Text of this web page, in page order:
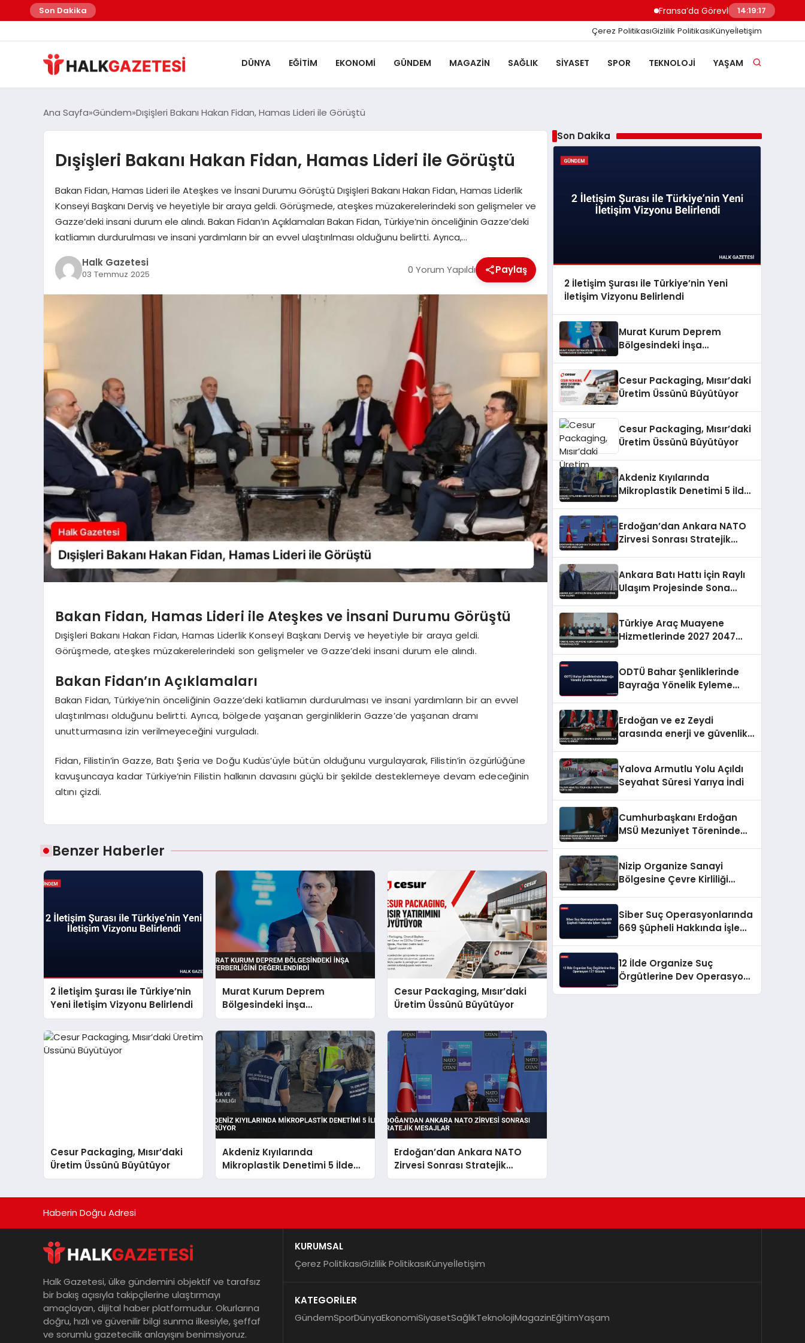
Son Dakika Fransa’da Görevli Türk Yangın
14:19:18
Çerez PolitikasıGizlilik PolitikasıKünyeİletişim
DÜNYA EĞITIM EKONOMI GÜNDEM MAGAZIN SAĞLIK SIYASET SPOR TEKNOLOJI YAŞAM
Ana Sayfa Gündem Dışişleri Bakanı Hakan Fidan, Hamas Lideri ile Görüştü
Dışişleri Bakanı Hakan Fidan, Hamas Lideri ile Görüştü
Bakan Fidan, Hamas Lideri ile Ateşkes ve İnsani Durumu Görüştü Dışişleri Bakanı Hakan Fidan, Hamas Liderlik
Konseyi Başkanı Derviş ve heyetiyle bir araya geldi. Görüşmede, ateşkes müzakerelerindeki son gelişmeler ve
Gazze’deki insani durum ele alındı. Bakan Fidan’ın Açıklamaları Bakan Fidan, Türkiye’nin önceliğinin Gazze’deki
katliamın durdurulması ve insani yardımların bir an evvel ulaştırılması olduğunu belirtti. Ayrıca,…
Halk Gazetesi
03 Temmuz 2025 0 Yorum Yapıldı Paylaş
Bakan Fidan, Hamas Lideri ile Ateşkes ve İnsani Durumu Görüştü
Dışişleri Bakanı Hakan Fidan, Hamas Liderlik Konseyi Başkanı Derviş ve heyetiyle bir araya geldi.
Görüşmede, ateşkes müzakerelerindeki son gelişmeler ve Gazze’deki insani durum ele alındı.
Bakan Fidan’ın Açıklamaları
Bakan Fidan, Türkiye’nin önceliğinin Gazze’deki katliamın durdurulması ve insani yardımların bir an evvel
ulaştırılması olduğunu belirtti. Ayrıca, bölgede yaşanan gerginliklerin Gazze’de yaşanan dramı
unutturmasına izin verilmeyeceğini vurguladı.
Fidan, Filistin’in Gazze, Batı Şeria ve Doğu Kudüs’üyle bütün olduğunu vurgulayarak, Filistin’in özgürlüğüne
kavuşuncaya kadar Türkiye’nin Filistin halkının davasını güçlü bir şekilde desteklemeye devam edeceğinin
altını çizdi.
Benzer Haberler
2 İletişim Şurası ile Türkiye’nin
Yeni İletişim Vizyonu Belirlendi
Murat Kurum Deprem
Bölgesindeki İnşa
Seferberliğini Değerlendirdi
Cesur Packaging, Mısır’daki
Üretim Üssünü Büyütüyor
Cesur Packaging, Mısır’daki
Üretim Üssünü Büyütüyor
Akdeniz Kıyılarında
Mikroplastik Denetimi 5 İlde
Sürüyor
Erdoğan’dan Ankara NATO
Zirvesi Sonrası Stratejik
Mesajlar
Son Dakika
2 İletişim Şurası ile Türkiye’nin Yeni
İletişim Vizyonu Belirlendi
Murat Kurum Deprem
Bölgesindeki İnşa
Cesur Packaging, Mısır’daki
Üretim Üssünü Büyütüyor
Cesur Packaging, Mısır’daki
Üretim Üssünü Büyütüyor
Akdeniz Kıyılarında
Mikroplastik Denetimi 5 İlde
Erdoğan’dan Ankara NATO
Zirvesi Sonrası Stratejik
Ankara Batı Hattı İçin Raylı
Ulaşım Projesinde Sona
Türkiye Araç Muayene
Hizmetlerinde 2027 2047
ODTÜ Bahar Şenliklerinde
Bayrağa Yönelik Eyleme
Erdoğan ve ez Zeydi
arasında enerji ve güvenlik
Yalova Armutlu Yolu Açıldı
Seyahat Süresi Yarıya İndi
Cumhurbaşkanı Erdoğan
MSÜ Mezuniyet Töreninde
Nizip Organize Sanayi
Bölgesine Çevre Kirliliği
Siber Suç Operasyonlarında
669 Şüpheli Hakkında İşlem
12 İlde Organize Suç
Örgütlerine Dev Operasyon
Haberin Doğru Adresi
Halk Gazetesi, ülke gündemini objektif ve tarafsız
bir bakış açısıyla takipçilerine ulaştırmayı
amaçlayan, dijital haber platformudur. Okurlarına
doğru, hızlı ve güvenilir bilgi sunma ilkesiyle, şeffaf
ve sorumlu gazetecilik anlayışını benimsiyoruz.
KURUMSAL
Çerez PolitikasıGizlilik PolitikasıKünyeİletişim
KATEGORİLER
GündemSporDünyaEkonomiSiyasetSağlıkTeknolojiMagazinEğitimYaşam